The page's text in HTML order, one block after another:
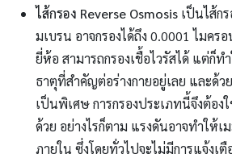
ไส้กรอง Reverse Osmosis เป็นไส้ก
มเบรน อาจกรองได้ถึง 0.0001 ไมค
ยี่ห้อ สามารถกรองเชื้อไวรัสได้ แต่ก็ท
ธาตุที่สำคัญต่อร่างกายอยู่เลย และด้ว
เป็นพิเศษ การกรองประเภทนี้จึงต้อ
ด้วย อย่างไรก็ตาม แรงดันอาจทำให้เ
ภายใน ซึ่งโดยทั่วไปจะไม่มีการแจ้งเ